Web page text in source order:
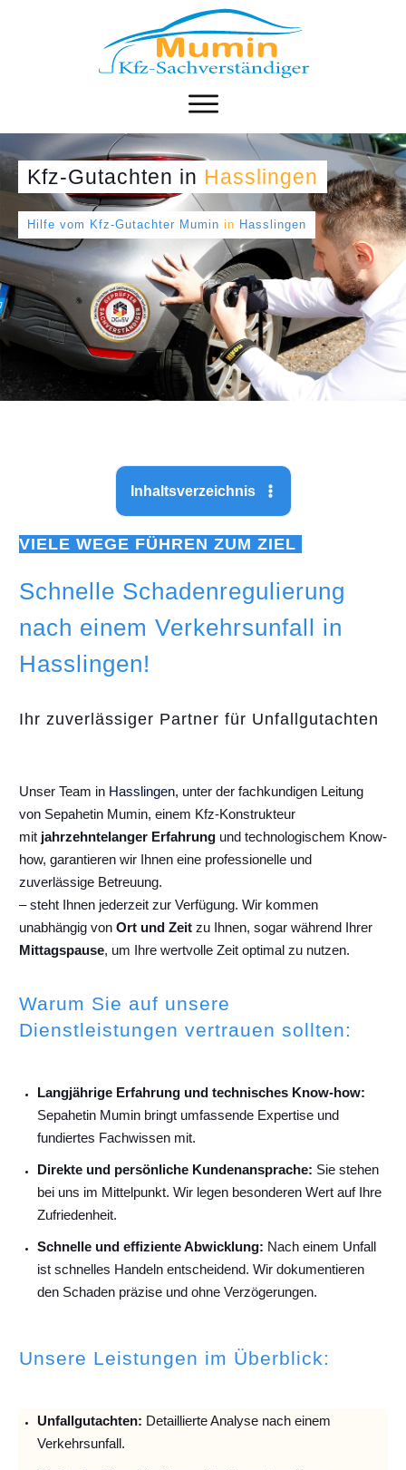
Kfz-Gutachten in Hasslingen
Hilfe vom Kfz-Gutachter Mumin in Hasslingen
Inhaltsverzeichnis
VIELE WEGE FÜHREN ZUM ZIEL
Schnelle Schadenregulierung
nach einem Verkehrsunfall in
Hasslingen!
Ihr zuverlässiger Partner für Unfallgutachten
Unser Team in Hasslingen, unter der fachkundigen Leitung
von Sepahetin Mumin, einem Kfz-Konstrukteur
mit jahrzehntelanger Erfahrung und technologischem Know-
how, garantieren wir Ihnen eine professionelle und
zuverlässige Betreuung.
– steht Ihnen jederzeit zur Verfügung. Wir kommen
unabhängig von Ort und Zeit zu Ihnen, sogar während Ihrer
Mittagspause, um Ihre wertvolle Zeit optimal zu nutzen.
Warum Sie auf unsere
Dienstleistungen vertrauen sollten:
Langjährige Erfahrung und technisches Know-how:
Sepahetin Mumin bringt umfassende Expertise und
fundiertes Fachwissen mit.
Direkte und persönliche Kundenansprache: Sie stehen
bei uns im Mittelpunkt. Wir legen besonderen Wert auf Ihre
Zufriedenheit.
Schnelle und effiziente Abwicklung: Nach einem Unfall
ist schnelles Handeln entscheidend. Wir dokumentieren
den Schaden präzise und ohne Verzögerungen.
Unsere Leistungen im Überblick:
Unfallgutachten: Detaillierte Analyse nach einem
Verkehrsunfall.